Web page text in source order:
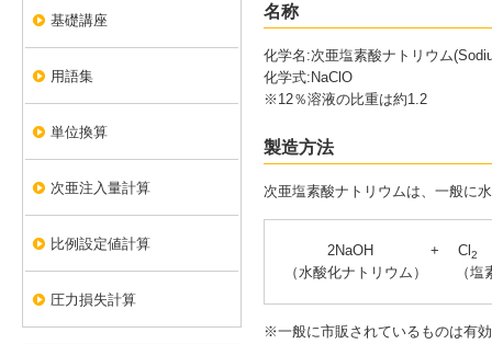
名称
化学名:次亜塩素酸ナトリウム
化学式:NaClO
※12％溶液の比重は約1.2
製造方法
次亜塩素酸ナトリウムは、一般に
2NaOH + Cl 2
（水酸化ナトリウム） （
※一般に市販されているものは有
基礎講座
用語集
単位換算
次亜注入量計算
比例設定値計算
圧力損失計算